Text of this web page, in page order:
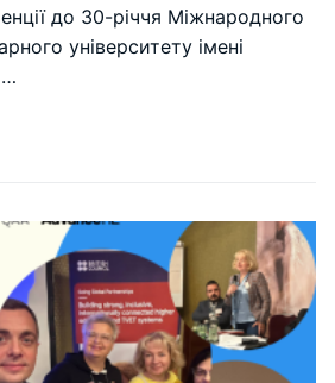
до 30-річчя Міжнародного
університету імені